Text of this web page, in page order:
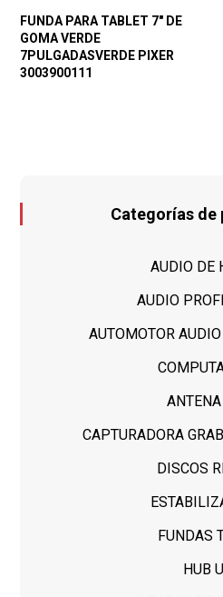
FUNDA PARA TABLET 7″ DE
GOMA VERDE
7PULGADASVERDE PIXER
3003900111
Categorías
AUDIO DE
AUDIO
AUTOMOTOR
CAPTURADORA
DISCOS
FUNDAS
HUB